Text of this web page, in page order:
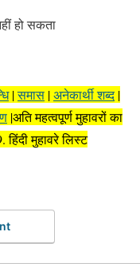
हो सकता
|समास |अनेकार्थी शब्द|
|अति महत्वपूर्ण मुहावरों का
मुहावरे लिस्ट